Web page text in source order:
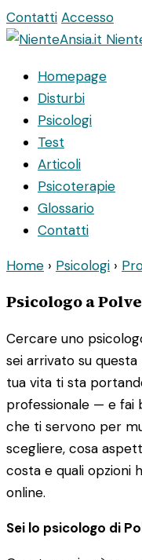
Vai
al
Contatti Accesso
Homepage
Disturbi
Psicologi
Test
Articoli
Psicoterapie
Glossario
Contatti
Home › Psicologi ›
Psicologo a
Cercare uno
sei arrivato su
tua vita ti sta
professionale — e fai
che ti servono per
scegliere, cosa
costa e quali opzioni
online.
Sei lo psicologo di